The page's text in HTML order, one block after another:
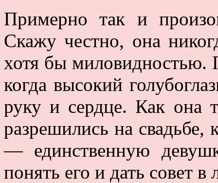
Примерно так и
Скажу честно, она
хотя бы миловидностью.
когда высокий
руку и сердце. Как она
разрешились на свадьбе,
— единственную
понять его и дать совет